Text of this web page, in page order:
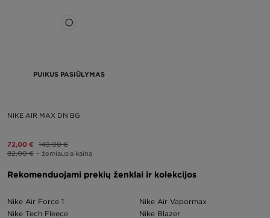
PUIKUS PASIŪLYMAS
NIKE AIR MAX DN BG
72,00 € 140,00 €
82,00 € – žemiausia kaina
Rekomenduojami prekių ženklai ir kolekcijos
Nike Air Force 1
Nike Tech Fleece
Nike Air Vapormax
Nike Blazer